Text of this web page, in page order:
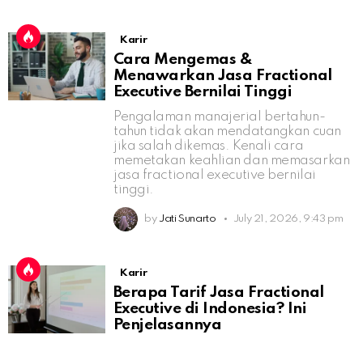
Karir
Cara Mengemas &
Menawarkan Jasa Fractional
Executive Bernilai Tinggi
Pengalaman manajerial bertahun-
tahun tidak akan mendatangkan cuan
jika salah dikemas. Kenali cara
memetakan keahlian dan memasarkan
jasa fractional executive bernilai
tinggi.
by Jati Sunarto July 21, 2026, 9:43 pm
Karir
Berapa Tarif Jasa Fractional
Executive di Indonesia? Ini
Penjelasannya